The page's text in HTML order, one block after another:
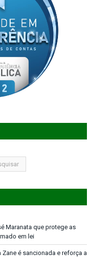
Maranata que protege as
em lei
é sancionada e reforça a